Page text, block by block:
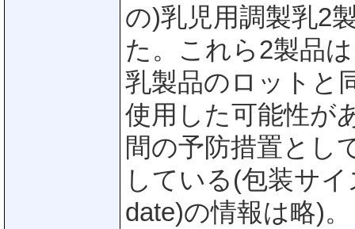
の)乳児用調製乳2
た。これら2製品
乳製品のロットと
使用した可能性が
間の予防措置とし
している(包装サ
date)の情報は略)。